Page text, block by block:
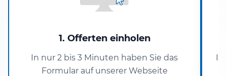
1. Offerten einholen
In nur 2 bis 3 Minuten haben Sie das
Formular auf unserer Webseite